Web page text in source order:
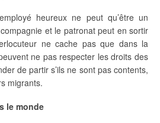
heureux ne peut qu’être un
et le patronat peut en sortir
ne cache pas que dans la
ne pas respecter les droits des
de partir s’ils ne sont pas contents,
migrants.
le monde